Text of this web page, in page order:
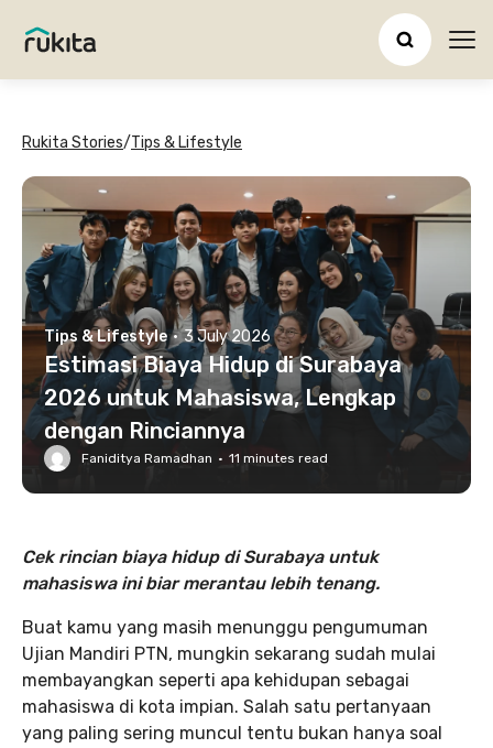
Rukita Stories/Tips & Lifestyle
Tips & Lifestyle · 3 July 2026
Estimasi Biaya Hidup di Surabaya
2026 untuk Mahasiswa, Lengkap
dengan Rinciannya
Faniditya Ramadhan · 11 minutes read
Cek rincian biaya hidup di Surabaya untuk
mahasiswa ini biar merantau lebih tenang.
Buat kamu yang masih menunggu pengumuman
Ujian Mandiri PTN, mungkin sekarang sudah mulai
membayangkan seperti apa kehidupan sebagai
mahasiswa di kota impian. Salah satu pertanyaan
yang paling sering muncul tentu bukan hanya soal